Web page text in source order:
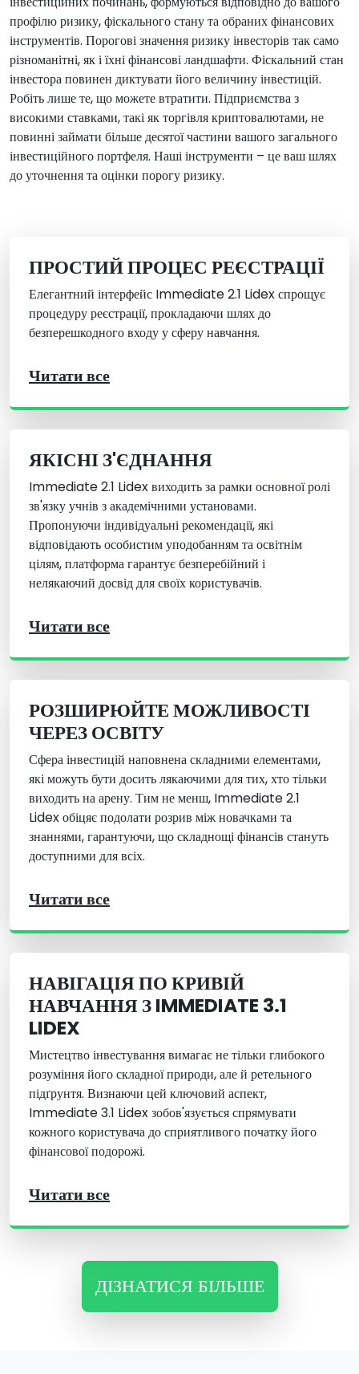
профілю ризику, фіскального стану та обраних фінансових
інструментів. Порогові значення ризику інвесторів так само
різноманітні, як і їхні фінансові ландшафти. Фіскальний стан
інвестора повинен диктувати його величину інвестицій.
Робіть лише те, що можете втратити. Підприємства з
високими ставками, такі як торгівля криптовалютами, не
повинні займати більше десятої частини вашого загального
інвестиційного портфеля. Наші інструменти – це ваш шлях
до уточнення та оцінки порогу ризику.
ПРОСТИЙ ПРОЦЕС РЕЄСТРАЦІЇ
Елегантний інтерфейс Immediate 2.1 Lidex спрощує
процедуру реєстрації, прокладаючи шлях до
безперешкодного входу у сферу навчання.
Читати все
ЯКІСНІ З'ЄДНАННЯ
Immediate 2.1 Lidex виходить за рамки основної ролі
зв'язку учнів з академічними установами.
Пропонуючи індивідуальні рекомендації, які
відповідають особистим уподобанням та освітнім
цілям, платформа гарантує безперебійний і
нелякаючий досвід для своїх користувачів.
Читати все
РОЗШИРЮЙТЕ МОЖЛИВОСТІ
ЧЕРЕЗ ОСВІТУ
Сфера інвестицій наповнена складними елементами,
які можуть бути досить лякаючими для тих, хто тільки
виходить на арену. Тим не менш, Immediate 2.1
Lidex обіцяє подолати розрив між новачками та
знаннями, гарантуючи, що складнощі фінансів стануть
доступними для всіх.
Читати все
НАВІГАЦІЯ ПО КРИВІЙ
НАВЧАННЯ З IMMEDIATE 3.1
LIDEX
Мистецтво інвестування вимагає не тільки глибокого
розуміння його складної природи, але й ретельного
підґрунтя. Визнаючи цей ключовий аспект,
Immediate 3.1 Lidex зобов'язується спрямувати
кожного користувача до сприятливого початку його
фінансової подорожі.
Читати все
ДІЗНАТИСЯ БІЛЬШЕ